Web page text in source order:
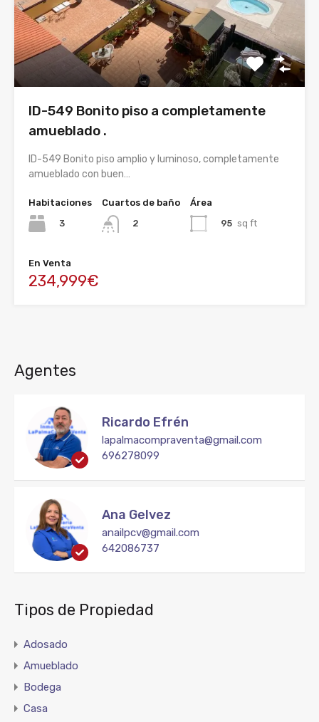
ID-549 Bonito piso a completamente
amueblado .
ID-549 Bonito piso amplio y luminoso, completamente
amueblado con buen…
Habitaciones
3
Cuartos de baño
2
Área
95 sq ft
En Venta
234,999€
Agentes
Ricardo Efrén
lapalmacompraventa@gmail.com
696278099
Ana Gelvez
anailpcv@gmail.com
642086737
Tipos de Propiedad
Adosado
Amueblado
Bodega
Casa